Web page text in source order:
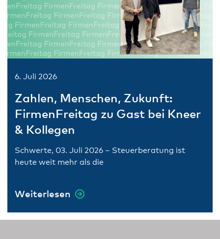
6. Juli 2026
Zahlen, Menschen, Zukunft:
FirmenFreitag zu Gast bei Kneer
& Kollegen
Schwerte, 03. Juli 2026 – Steuerberatung ist
heute weit mehr als die
Weiterlesen